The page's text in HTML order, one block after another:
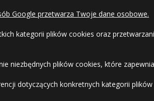
Google przetwarza Twoje dane osobowe.
kategorii plików cookies oraz
niezbędnych plików cookies, które
dotyczących konkretnych kategorii
kupić w 24opony.pl